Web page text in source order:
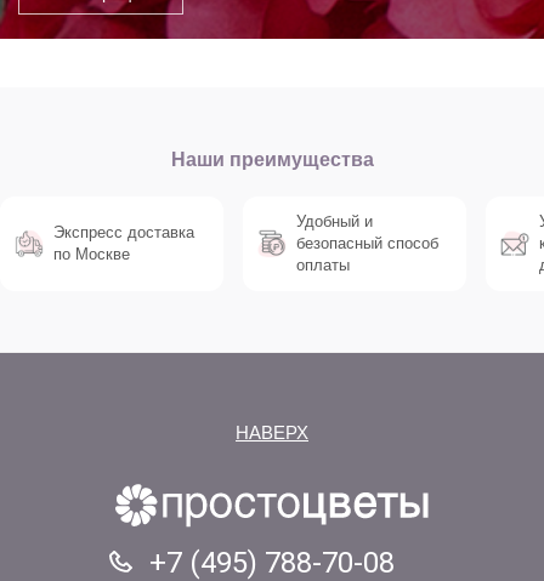
Наши преимущества
Экспресс доставка
по Москве
Удобный и
безопасный способ
оплаты
НАВЕРХ
+7 (495) 788-70-08